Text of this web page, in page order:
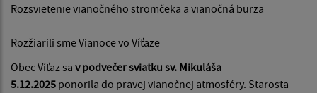
Rozsvietenie vianočného stromčeka a vianočná burza
Rozžiarili sme Vianoce vo Víťaze
Obec Víťaz sa v podvečer sviatku sv. Mikuláša
5.12.2025 ponorila do pravej vianočnej atmosféry. Starosta